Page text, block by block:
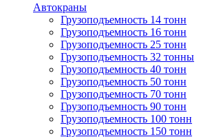
Автокраны
Грузоподъемность 14 тонн
Грузоподъемность 16 тонн
Грузоподъемность 25 тонн
Грузоподъемность 32 тонны
Грузоподъемность 40 тонн
Грузоподъемность 50 тонн
Грузоподъемность 70 тонн
Грузоподъемность 90 тонн
Грузоподъемность 100 тонн
Грузоподъемность 150 тонн